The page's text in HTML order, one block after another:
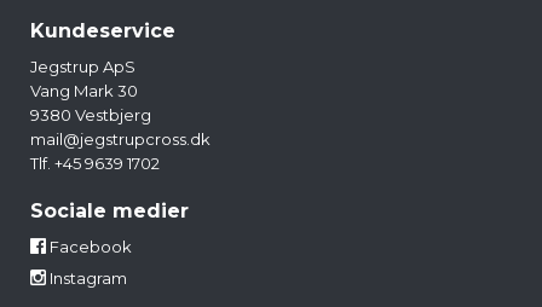
Kundeservice
Jegstrup ApS
Vang Mark 30
9380 Vestbjerg
mail@jegstrupcross.dk
Tlf. +45 9639 1702
Sociale medier
Facebook
Instagram